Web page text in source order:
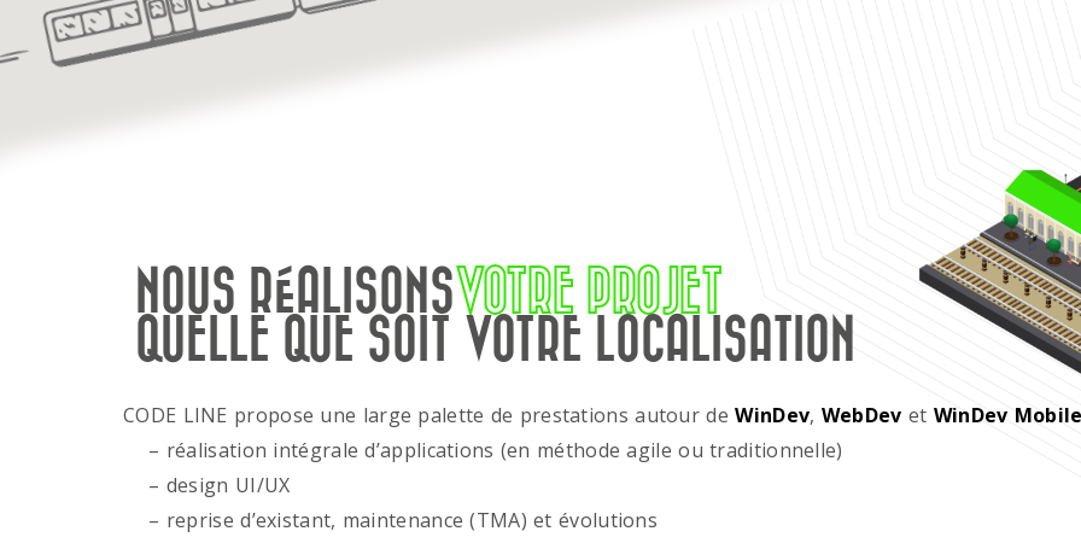
NOUS RÉALISONSVOTRE PROJET
QUELLE QUE SOIT VOTRE LOCALISATION
CODE LINE propose une large palette de prestations autour deWinDev, WebDev et WinDev
– réalisation intégrale d’applications (en méthode agile ou traditionnelle)
– design UI/UX
– reprise d’existant, maintenance (TMA) et évolutions